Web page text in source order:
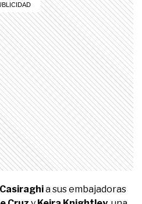
a sus embajadoras